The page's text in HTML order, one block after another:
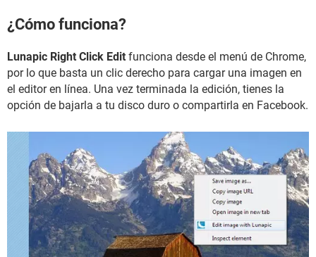
¿Cómo funciona?
Lunapic Right Click Edit funciona desde el menú de Chrome,
por lo que basta un clic derecho para cargar una imagen en
el editor en línea. Una vez terminada la edición, tienes la
opción de bajarla a tu disco duro o compartirla en Facebook.